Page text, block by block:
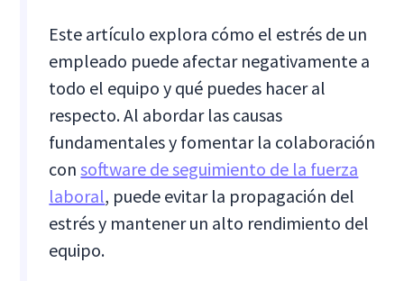
Este artículo explora cómo el estrés de un
empleado puede afectar negativamente a
todo el equipo y qué puedes hacer al
respecto. Al abordar las causas
fundamentales y fomentar la colaboración
consoftware de seguimiento de la fuerza
laboral, puede evitar la propagación del
estrés y mantener un alto rendimiento del
equipo.